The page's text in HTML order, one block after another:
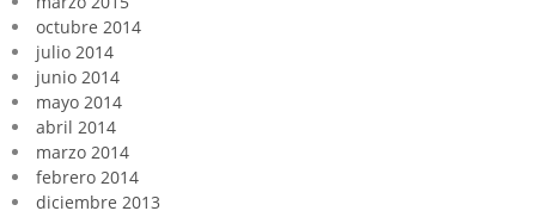
octubre 2014
julio 2014
junio 2014
mayo 2014
abril 2014
marzo 2014
febrero 2014
diciembre 2013